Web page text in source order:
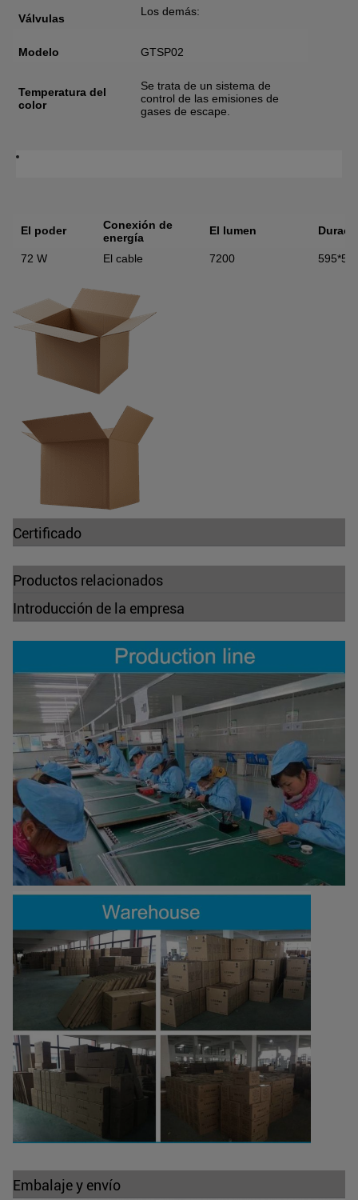
Válvulas
Los demás:
Modelo GTSP02
Temperatura del
color
Se trata de un sistema de
control de las emisiones de
gases de escape.
El poder
Conexión de
energía
El lumen
72 W El cable 7200
Certificado
Productos relacionados
Introducción de la empresa
Embalaje y envío